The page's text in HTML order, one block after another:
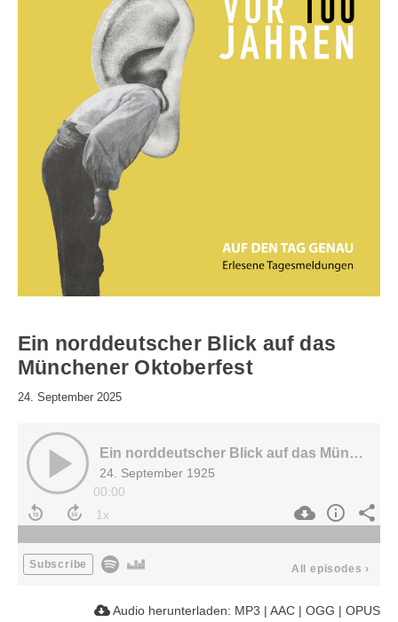
Ein norddeutscher Blick auf das
Münchener Oktoberfest
24. September 2025
Ein norddeutscher Blick auf das Münchener Oktoberfest
24. September 1925
00:00
Subscribe All episodes ›
Audio herunterladen: MP3 | AAC | OGG | OPUS